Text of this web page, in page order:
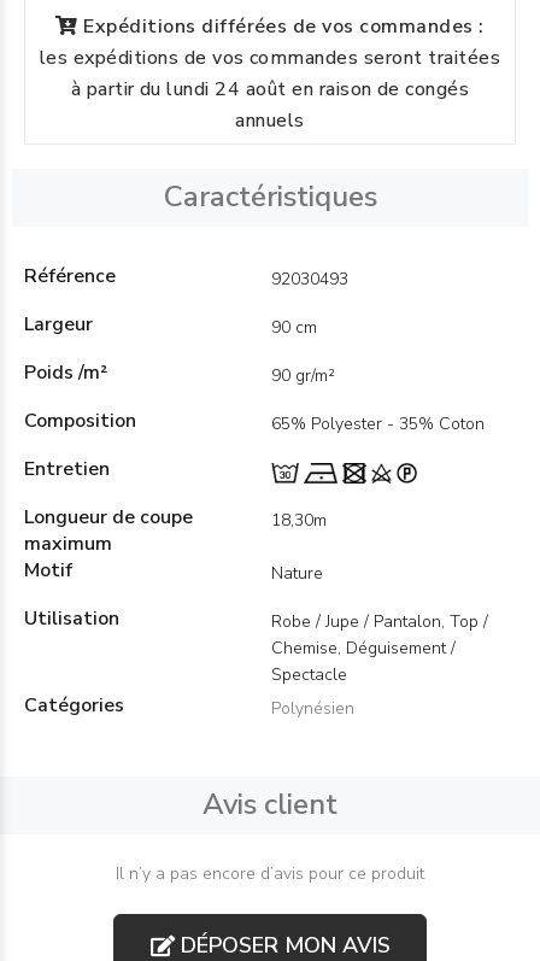
Expéditions différées de vos commandes :
les expéditions de vos commandes seront traitées
à partir du lundi 24 août en raison de congés
annuels
Caractéristiques
Référence 92030493
Largeur 90 cm
Poids /m² 90 gr/m²
Composition 65% Polyester - 35% Coton
Entretien
Longueur de coupe
maximum
18,30m
Motif Nature
Utilisation
Robe / Jupe / Pantalon, Top /
Chemise, Déguisement /
Spectacle
Catégories Polynésien
Avis client
Il n’y a pas encore d’avis pour ce produit
DÉPOSER MON AVIS